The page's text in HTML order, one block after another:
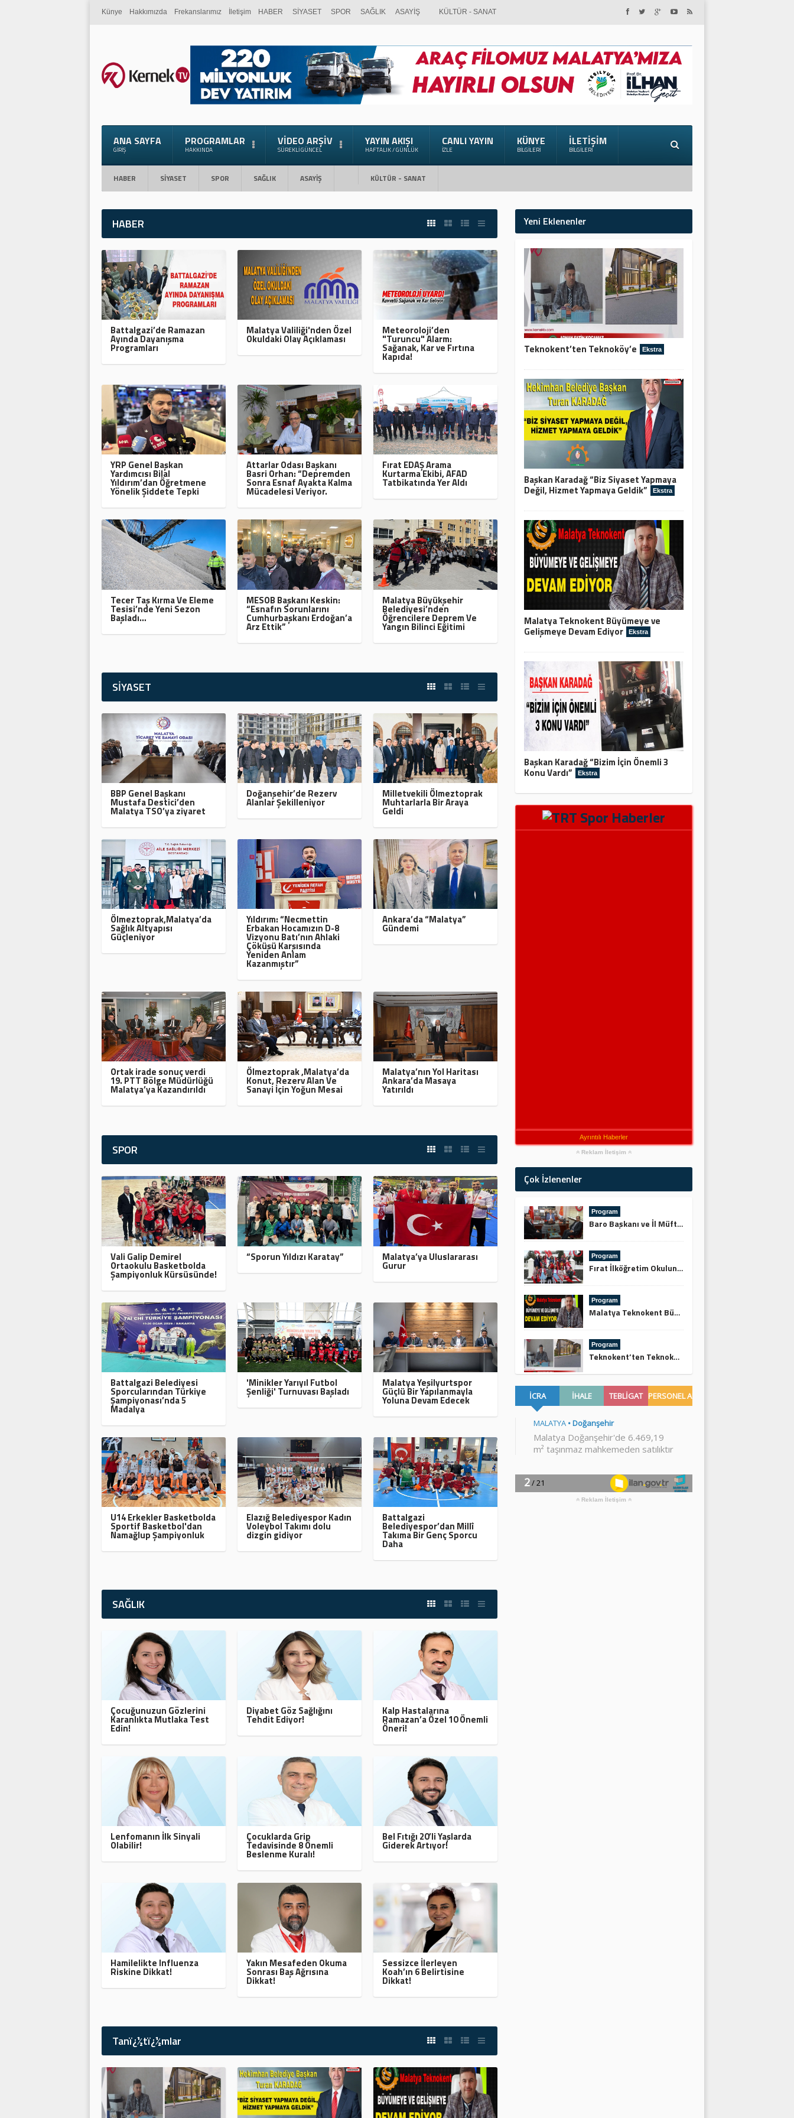
Künye Hakkımızda Frekanslarımız İletişim HABER SİYASET SPOR SAĞLIK ASAYİŞ KÜLTÜR - SANAT
ANA SAYFA
GIRIŞ
PROGRAMLAR
HAKKINDA
VIDEO ARŞIV
SÜREKLI GÜNCEL
YAYIN AKIŞI
HAFTALIK / GÜNLÜK
CANLI YAYIN
İZLE
KÜNYE
BILGILERI
İLETIŞIM
BILGILERI
HABER SİYASET SPOR SAĞLIK ASAYİŞ KÜLTÜR - SANAT
HABER
Battalgazi’de Ramazan
Ayında Dayanışma
Programları
Malatya Valiliği'nden Özel
Okuldaki Olay Açıklaması
Meteoroloji’den
"Turuncu" Alarm:
Sağanak, Kar ve Fırtına
Kapıda!
YRP Genel Başkan
Yardımcısı Bilal
Yıldırım’dan Öğretmene
Yönelik Şiddete Tepki
Attarlar Odası Başkanı
Basri Orhan: “Depremden
Sonra Esnaf Ayakta Kalma
Mücadelesi Veriyor.
Fırat EDAŞ Arama
Kurtarma Ekibi, AFAD
Tatbikatında Yer Aldı
Tecer Taş Kırma Ve Eleme
Tesisi’nde Yeni Sezon
Başladı…
MESOB Başkanı Keskin:
“Esnafın Sorunlarını
Cumhurbaşkanı Erdoğan’a
Arz Ettik”
Malatya Büyükşehir
Belediyesi’nden
Öğrencilere Deprem Ve
Yangın Bilinci Eğitimi
SİYASET
BBP Genel Başkanı
Mustafa Destici’den
Malatya TSO’ya ziyaret
Doğanşehir’de Rezerv
Alanlar Şekilleniyor
Milletvekili Ölmeztoprak
Muhtarlarla Bir Araya
Geldi
Ölmeztoprak,Malatya’da
Sağlık Altyapısı
Güçleniyor
Yıldırım: “Necmettin
Erbakan Hocamızın D-8
Vizyonu Batı’nın Ahlaki
Çöküşü Karşısında
Yeniden Anlam
Kazanmıştır”
Ankara’da “Malatya”
Gündemi
Ortak irade sonuç verdi
19. PTT Bölge Müdürlüğü
Malatya’ya Kazandırıldı
Ölmeztoprak ,Malatya’da
Konut, Rezerv Alan Ve
Sanayi İçin Yoğun Mesai
Malatya’nın Yol Haritası
Ankara’da Masaya
Yatırıldı
SPOR
Vali Galip Demirel
Ortaokulu Basketbolda
Şampiyonluk Kürsüsünde!
“Sporun Yıldızı Karatay” Malatya’ya Uluslararası
Gurur
Battalgazi Belediyesi
Sporcularından Türkiye
Şampiyonası’nda 5
Madalya
'Minikler Yarıyıl Futbol
Şenliği' Turnuvası Başladı
Malatya Yeşilyurtspor
Güçlü Bir Yapılanmayla
Yoluna Devam Edecek
U14 Erkekler Basketbolda
Sportif Basketbol'dan
Namağlup Şampiyonluk
Elazığ Belediyespor Kadın
Voleybol Takımı dolu
dizgin gidiyor
Battalgazi
Belediyespor’dan Millî
Takıma Bir Genç Sporcu
Daha
SAĞLIK
Çocuğunuzun Gözlerini
Karanlıkta Mutlaka Test
Edin!
Diyabet Göz Sağlığını
Tehdit Ediyor!
Kalp Hastalarına
Ramazan’a Özel 10 Önemli
Öneri!
Lenfomanın İlk Sinyali
Olabilir!
Çocuklarda Grip
Tedavisinde 8 Önemli
Beslenme Kuralı!
Bel Fıtığı 20’li Yaşlarda
Giderek Artıyor!
Hamilelikte Influenza
Riskine Dikkat!
Yakın Mesafeden Okuma
Sonrası Baş Ağrısına
Dikkat!
Sessizce İlerleyen
Koah’ın 6 Belirtisine
Dikkat!
Tanï¿½tï¿½mlar
Yeni Eklenenler
Teknokent’ten Teknoköy’e Ekstra
Başkan Karadağ “Biz Siyaset Yapmaya
Değil, Hizmet Yapmaya Geldik” Ekstra
Malatya Teknokent Büyümeye ve
Gelişmeye Devam Ediyor Ekstra
Başkan Karadağ “Bizim İçin Önemli 3
Konu Vardı” Ekstra
Ayrıntılı Haberler
Reklam İletişim
Çok İzlenenler
Program
Baro Başkanı ve İl Müftüsünden Keskin’e Ziyaret
Program
Fırat İlköğretim Okulundan Şehitliğe Ziyaret
Program
Malatya Teknokent Büyümeye ve Gelişmeye Devam Ediyor
Program
Teknokent’ten Teknoköy’e
Reklam İletişim